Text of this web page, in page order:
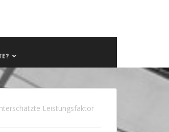
Leistungsfaktor